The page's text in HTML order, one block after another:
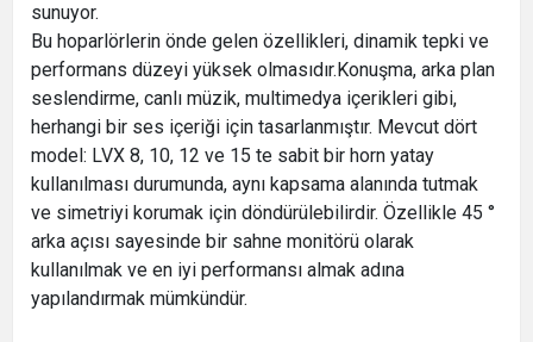
sunuyor.
Bu hoparlörlerin önde gelen özellikleri, dinamik tepki ve
performans düzeyi yüksek olmasıdır.Konuşma, arka plan
seslendirme, canlı müzik, multimedya içerikleri gibi,
herhangi bir ses içeriği için tasarlanmıştır. Mevcut dört
model: LVX 8, 10, 12 ve 15 te sabit bir horn yatay
kullanılması durumunda, aynı kapsama alanında tutmak
ve simetriyi korumak için döndürülebilirdir. Özellikle 45 °
arka açısı sayesinde bir sahne monitörü olarak
kullanılmak ve en iyi performansı almak adına
yapılandırmak mümkündür.